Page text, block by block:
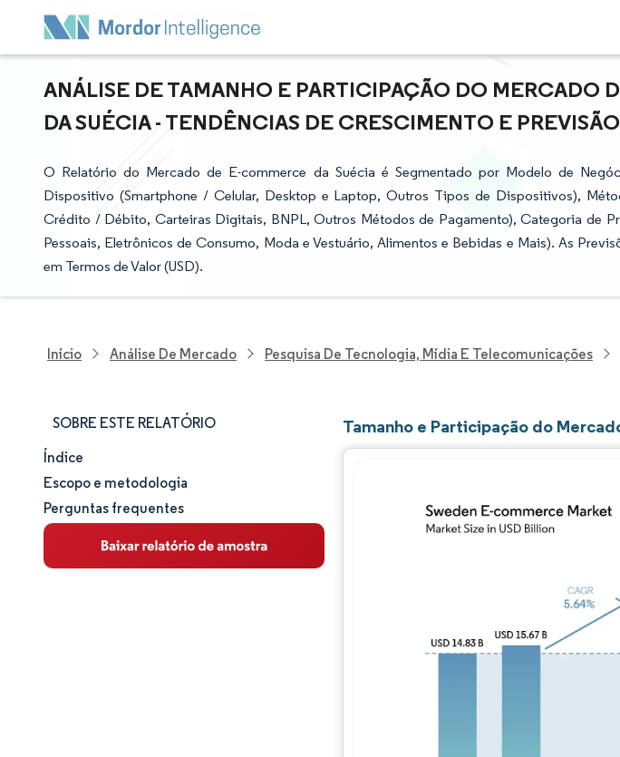
ANÁLISE DE TAMANHO E PARTICIPAÇÃO DO MERCADO
DA SUÉCIA - TENDÊNCIAS DE CRESCIMENTO E
O Relatório do Mercado de E-commerce da Suécia é Segmentado por Modelo de
Dispositivo (Smartphone / Celular, Desktop e Laptop, Outros Tipos de Dispositivos),
Crédito / Débito, Carteiras Digitais, BNPL, Outros Métodos de Pagamento), Categoria de
Pessoais, Eletrônicos de Consumo, Moda e Vestuário, Alimentos e Bebidas e Mais). As
em Termos de Valor (USD).
Início Análise De Mercado Pesquisa De Tecnologia, Mídia E Telecomunicações
SOBRE ESTE RELATÓRIO
Tamanho e participação de mercado
Análise de mercado
Tendências e insights
Índice
Escopo e metodologia
Perguntas frequentes
Tamanho e Participação do
Imagem ©